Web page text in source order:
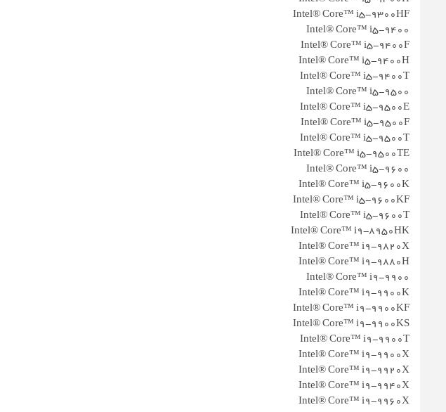
Intel® Core™ i5-9300HF
Intel® Core™ i5-9400
Intel® Core™ i5-9400F
Intel® Core™ i5-9400H
Intel® Core™ i5-9400T
Intel® Core™ i5-9500
Intel® Core™ i5-9500E
Intel® Core™ i5-9500F
Intel® Core™ i5-9500T
Intel® Core™ i5-9500TE
Intel® Core™ i5-9600
Intel® Core™ i5-9600K
Intel® Core™ i5-9600KF
Intel® Core™ i5-9600T
Intel® Core™ i9-8950HK
Intel® Core™ i9-9820X
Intel® Core™ i9-9880H
Intel® Core™ i9-9900
Intel® Core™ i9-9900K
Intel® Core™ i9-9900KF
Intel® Core™ i9-9900KS
Intel® Core™ i9-9900T
Intel® Core™ i9-9900X
Intel® Core™ i9-9920X
Intel® Core™ i9-9940X
Intel® Core™ i9-9960X